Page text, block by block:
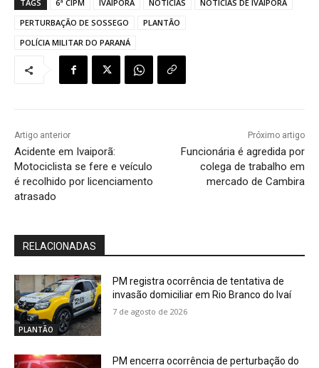
TAGS 6ª CIPM IVAIPORÃ NOTÍCIAS
NOTÍCIAS DE IVAIPORÃ
PERTURBAÇÃO DE SOSSEGO
PLANTÃO
POLÍCIA MILITAR DO PARANÁ
Artigo anterior
Acidente em Ivaiporã:
Motociclista se fere e veículo
é recolhido por licenciamento
atrasado
Próximo artigo
Funcionária é agredida por
colega de trabalho em
mercado de Cambira
RELACIONADAS
PLANTÃO
PM registra ocorrência de tentativa de
invasão domiciliar em Rio Branco do Ivaí
7 de agosto de 2026
PM encerra ocorrência de perturbação do